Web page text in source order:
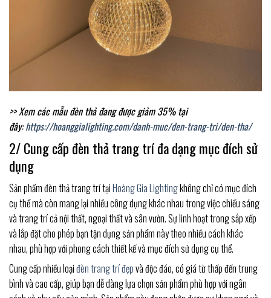
>> Xem các mẫu đèn thả đang được giảm 35% tại
đây:https://hoanggialighting.com/danh-muc/den-trang-tri/den-tha/
2/ Cung cấp đèn thả trang trí đa dạng mục đích sử
dụng
Sản phẩm đèn thả trang trí tạiHoàng Gia Lightingkhông chỉ có mục đích
cụ thể mà còn mang lại nhiều công dụng khác nhau trong việc chiếu sáng
và trang trí cả nội thất, ngoại thất và sân vườn. Sự linh hoạt trong sắp xếp
và lắp đặt cho phép bạn tận dụng sản phẩm này theo nhiều cách khác
nhau, phù hợp với phong cách thiết kế và mục đích sử dụng cụ thể.
Cung cấp nhiều loạiđèn trang trí đẹpvà độc đáo, có giá từ thấp đến trung
bình và cao cấp, giúp bạn dễ dàng lựa chọn sản phẩm phù hợp với ngân